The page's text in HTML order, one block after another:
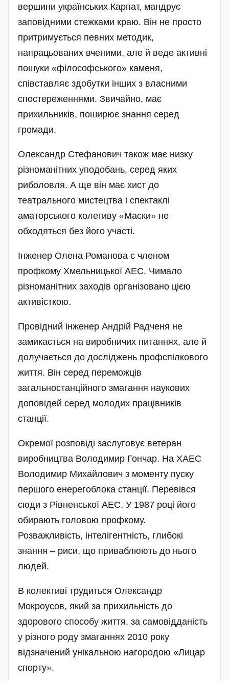
вершини українських Карпат, мандрує
заповідними стежками краю. Він не просто
притримується певних методик,
напрацьованих вченими, але й веде активні
пошуки «філософського» каменя,
співставляє здобутки інших з власними
спостереженнями. Звичайно, має
прихильників, поширює знання серед
громади.
Олександр Стефанович також має низку
різноманітних уподобань, серед яких
риболовля. А ще він має хист до
театрального мистецтва і спектаклі
аматорського колетиву «Маски» не
обходяться без його участі.
Інженер Олена Романова є членом
профкому Хмельницької АЕС. Чимало
різноманітних заходів організовано цією
активісткою.
Провідний інженер Андрій Радченя не
замикається на виробничих питаннях, але й
долучається до досліджень профспілкового
життя. Він серед переможців
загальностанційного змагання наукових
доповідей серед молодих працівників
станції.
Окремої розповіді заслуговує ветеран
виробництва Володимир Гончар. На ХАЕС
Володимир Михайлович з моменту пуску
першого енерегоблока станції. Перевівся
сюди з Рівненської АЕС. У 1987 році його
обирають головою профкому.
Розважливість, інтелігентність, глибокі
знання – риси, що приваблюють до нього
людей.
В колективі трудиться Олександр
Мокроусов, який за прихильність до
здорового способу життя, за самовідданість
у різного роду змаганнях 2010 року
відзначений унікальною нагородою «Лицар
спорту».